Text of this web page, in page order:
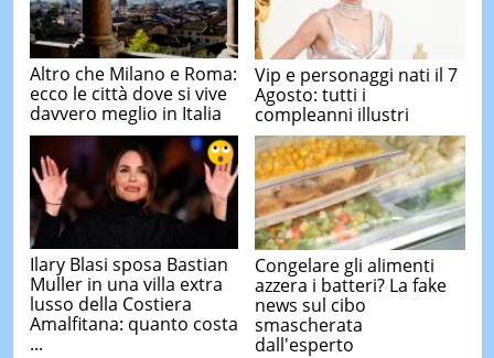
Altro che Milano e Roma:
ecco le città dove si vive
davvero meglio in Italia
Vip e personaggi nati il 7
Agosto: tutti i
compleanni illustri
Ilary Blasi sposa Bastian
Muller in una villa extra
lusso della Costiera
Amalfitana: quanto costa
...
Congelare gli alimenti
azzera i batteri? La fake
news sul cibo
smascherata
dall'esperto